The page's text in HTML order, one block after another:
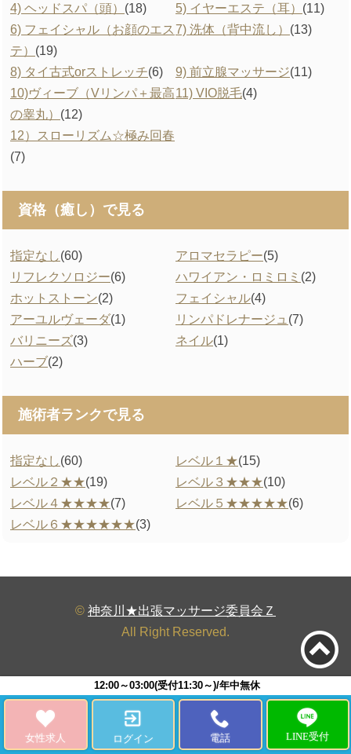
4) ヘッドスパ（頭） (18) 5) イヤーエステ（耳） (11)
6) フェイシャル（お顔のエス
テ） (19)
7) 洗体（背中流し） (13)
8) タイ古式orストレッチ(6) 9) 前立腺マッサージ(11)
10)ヴィーブ（Vリンパ＋最高
の睾丸） (12)
11) VIO脱毛(4)
12）スローリズム☆極み回春
(7)
資格（癒し）で見る
指定なし(60) アロマセラピー(5)
リフレクソロジー(6) ハワイアン・ロミロミ (2)
ホットストーン(2) フェイシャル(4)
アーユルヴェーダ(1) リンパドレナージュ (7)
バリニーズ(3) ネイル(1)
ハーブ(2)
施術者ランクで見る
指定なし(60) レベル１★(15)
レベル２★★(19) レベル３★★★(10)
レベル４★★★★(7) レベル５★★★★★(6)
レベル６★★★★★★(3)
© 神奈川★出張マッサージ委員会Ｚ
All Right Reserved.
12:00～03:00(受付11:30～)/年中無休
女性求人 ログイン 電話 LINE受付